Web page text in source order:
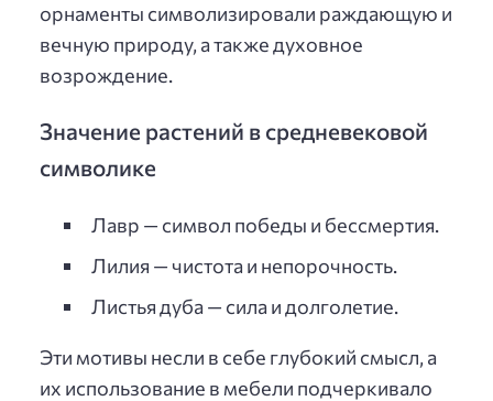
орнаменты символизировали раждающую и
вечную природу, а также духовное
возрождение.
Значение растений в средневековой
символике
Лавр — символ победы и бессмертия.
Лилия — чистота и непорочность.
Листья дуба — сила и долголетие.
Эти мотивы несли в себе глубокий смысл, а
их использование в мебели подчеркивало